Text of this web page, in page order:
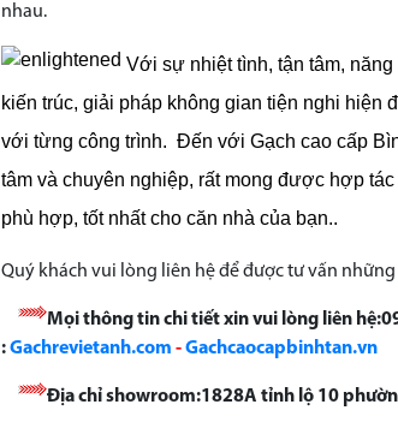
nhau.
Với sự nhiệt tình, tận tâm,
kiến trúc, giải pháp không gian tiện nghi hiện
với từng công trình. Đến với Gạch cao cấp
tâm và chuyên nghiệp, rất mong được hợp
phù hợp, tốt nhất cho căn nhà của bạn..
Quý khách vui lòng liên hệ để được tư vấn
Mọi thông tin chi tiết xin vui lòng liên
:Gachrevietanh.com -Gachcaocapbinhtan.vn
Địa chỉ showroom:1828A tỉnh lộ 10